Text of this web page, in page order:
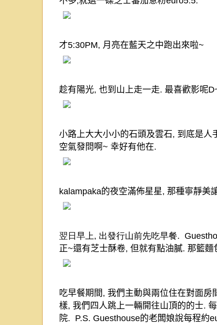
才5:30PM, 月亮在藍天之中跑出來啦~
趁有陽光, 也到山上走一走. 最喜歡影呢
小路上大大小小的石頭及雲石, 到底是人
空氣發問啊~ 幸好有他在.
kalampaka的夜空滿佈星星, 那種寧靜美
翌日早上, 出發行山前先吃早餐.
正~還有芝士酥卷, 但就有點油膩. 那籃麵
吃早餐期間, 我們主動與兩位住在對面房
樣, 我們四人跳上一輛開往山頂的的士.
院. P.S. Guesthouse的老闆娘說每程約